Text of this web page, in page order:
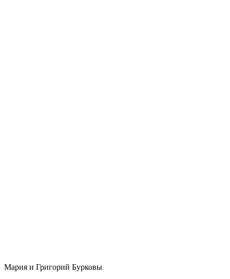
Мария и Григорий Бурковы